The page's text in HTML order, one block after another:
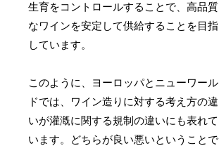
生育をコントロールすることで、高品質
なワインを安定して供給することを目指
しています。
このように、ヨーロッパとニューワール
ドでは、ワイン造りに対する考え方の違
いが灌漑に関する規制の違いにも表れて
います。どちらが良い悪いということで